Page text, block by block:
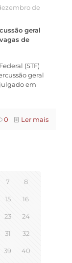
de
geral
de
(STF)
geral
julgado em
0 Ler mais
7 8
15 16
23 24
31 32
39 40